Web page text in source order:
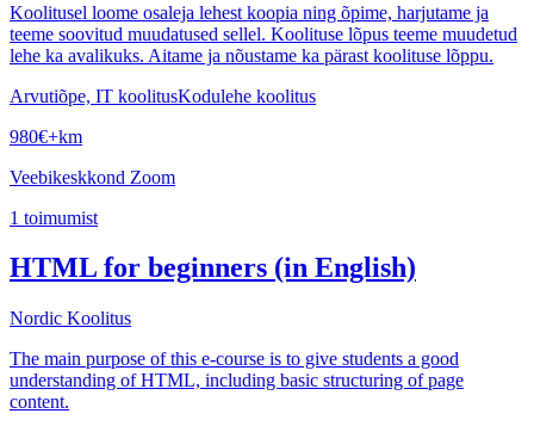
Koolitusel loome osaleja lehest koopia ning õpime, harjutame ja
teeme soovitud muudatused sellel. Koolituse lõpus teeme muudetud
lehe ka avalikuks. Aitame ja nõustame ka pärast koolituse lõppu.
Arvutiõpe, IT koolitusKodulehe koolitus
980€+km
Veebikeskkond Zoom
1 toimumist
HTML for beginners (in English)
Nordic Koolitus
The main purpose of this e-course is to give students a good
understanding of HTML, including basic structuring of page
content.